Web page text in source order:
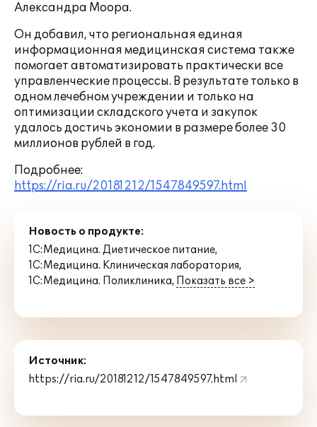
Александра Моора.
Он добавил, что региональная единая
информационная медицинская система также
помогает автоматизировать практически все
управленческие процессы. В результате только в
одном лечебном учреждении и только на
оптимизации складского учета и закупок
удалось достичь экономии в размере более 30
миллионов рублей в год.
Подробнее:
https://ria.ru/20181212/1547849597.html
Новость о продукте:
1С:Медицина. Диетическое питание,
1С:Медицина. Клиническая лаборатория,
1С:Медицина. Поликлиника, Показать все >
Источник:
https://ria.ru/20181212/1547849597.html